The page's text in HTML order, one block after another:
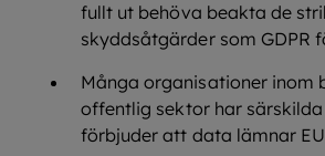
fullt ut behöva beakta de
skyddsåtgärder som GDPR
Många organisationer inom
offentlig sektor har
förbjuder att data lämnar